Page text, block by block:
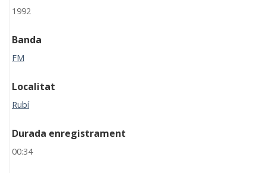
1992
Banda
FM
Localitat
Rubí
Durada enregistrament
00:34